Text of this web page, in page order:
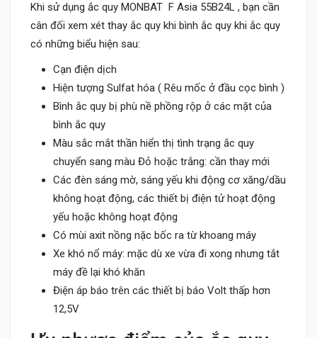
Khi sử dụng ắc quy MONBAT F Asia 55B24L , bạn cần
cân đối xem xét thay ắc quy khi bình ắc quy khi ắc quy
có những biểu hiện sau:
Cạn điện dịch
Hiện tượng Sulfat hóa ( Rêu mốc ở đầu cọc bình )
Bình ắc quy bị phù nề phồng rộp ở các mặt của
bình ắc quy
Màu sắc mắt thần hiển thị tình trạng ắc quy
chuyển sang màu Đỏ hoặc trắng: cần thay mới
Các đèn sáng mờ, sáng yếu khi động cơ xăng/dầu
không hoạt động, các thiết bị điện tử hoạt động
yếu hoặc không hoạt động
Có mùi axit nồng nặc bốc ra từ khoang máy
Xe khó nổ máy: mặc dù xe vừa đi xong nhưng tắt
máy đề lại khó khăn
Điện áp báo trên các thiết bị báo Volt thấp hơn
12,5V